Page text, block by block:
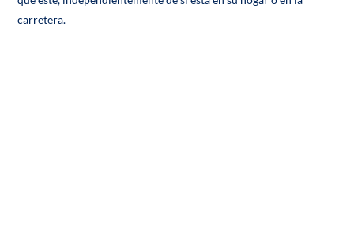
carretera.